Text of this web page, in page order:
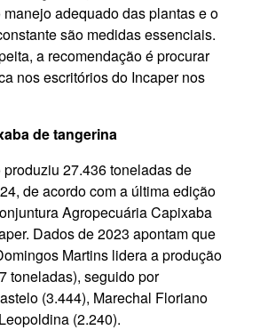
adequado das plantas e o
são medidas essenciais.
a recomendação é procurar
nos escritórios do Incaper nos
de tangerina
27.436 toneladas de
de acordo com a última edição
Agropecuária Capixaba
Dados de 2023 apontam que
Martins lidera a produção
toneladas), seguido por
(3.444), Marechal Floriano
(2.240).